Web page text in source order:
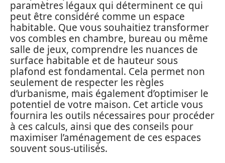
paramètres légaux qui déterminent ce qui
peut être considéré comme un espace
habitable. Que vous souhaitiez transformer
vos combles en chambre, bureau ou même
salle de jeux, comprendre les nuances de
surface habitable et de hauteur sous
plafond est fondamental. Cela permet non
seulement de respecter les règles
d’urbanisme, mais également d’optimiser le
potentiel de votre maison. Cet article vous
fournira les outils nécessaires pour procéder
à ces calculs, ainsi que des conseils pour
maximiser l’aménagement de ces espaces
souvent sous-utilisés.